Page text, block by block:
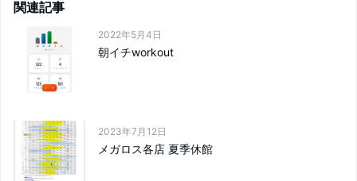
関連記事
2022年5月4日
朝イチworkout
2023年7月12日
メガロス各店 夏季休館